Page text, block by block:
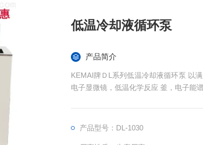
低温冷却液循环泵
产品简介
KEMAI牌ＤL系列低温冷却液循环泵 以
电子显微镜，低温化学反应 釜，电子能
产品型号：DL-1030